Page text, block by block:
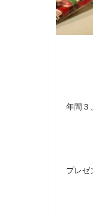
年間３
プレゼ